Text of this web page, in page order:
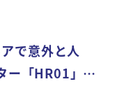
で意外と人
ー「HR01」…